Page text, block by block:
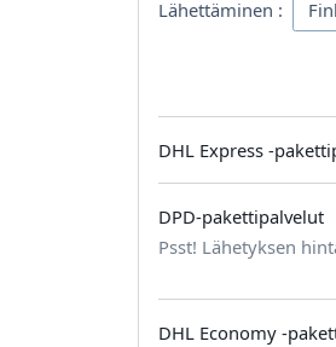
Lähettäminen :
DHL Express -
DPD-pakettipalvelut
Psst! Lähetyksen
DHL Economy -